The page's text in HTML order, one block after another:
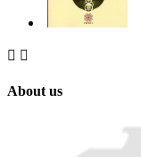
 
About us